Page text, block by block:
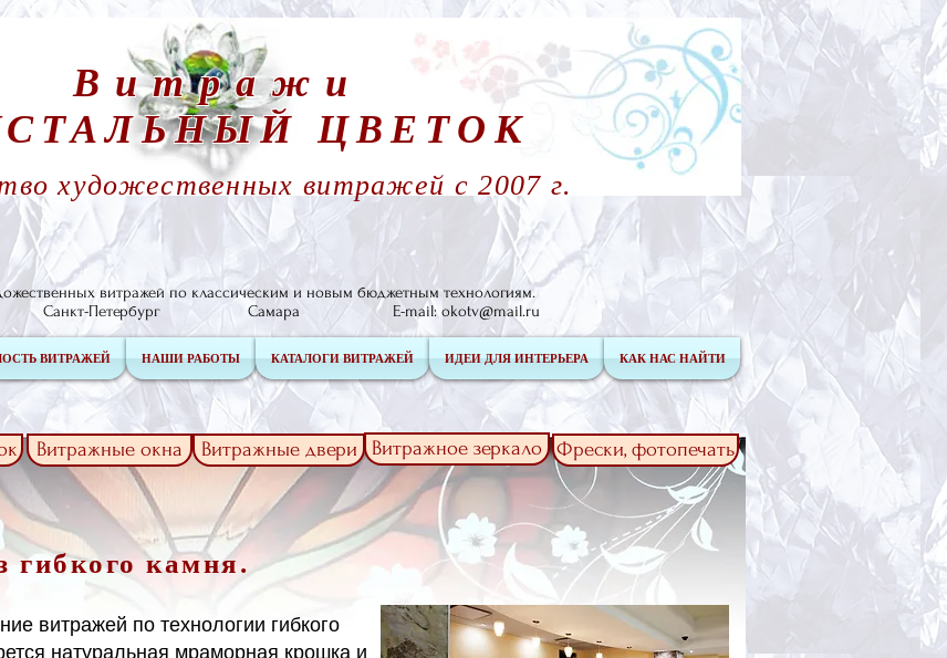
Витражи
ЦВЕТОК
художественных витражей с 2007 г.
ВИТРАЖЕЙ НАШИ РАБОТЫ КАТАЛОГИ ВИТРАЖЕЙ ИДЕИ ДЛЯ ИНТЕРЬЕРА КАК НАС НАЙТИ
витражей по классическим и новым бюджетным технологиям.
Петербург Самара E-mail:okotv@mail.ru
витражей по технологии гибкого
натуральная мраморная крошка и
гибкого камня.
Витражные окна Витражное зеркало Фрески, фотопечать
Витражные двери